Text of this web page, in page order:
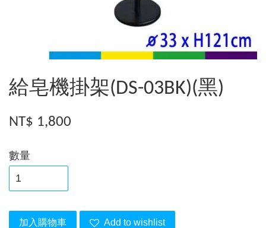
給皂機掛架(DS-03BK)(黑)
NT$ 1,800
數量
加入購物車 Add to wishlist